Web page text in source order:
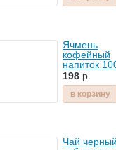
Ячмень
кофейный
напиток
198 р.
в корзину
Чай